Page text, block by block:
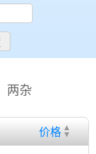
两杂
价格